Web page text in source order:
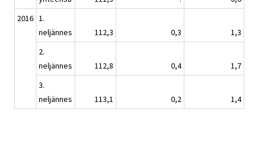
2016 1.
neljännes
112,3 0,3
1,3
2.
neljännes
112,8 0,4
1,7
3.
neljännes
113,1 0,2 1,4